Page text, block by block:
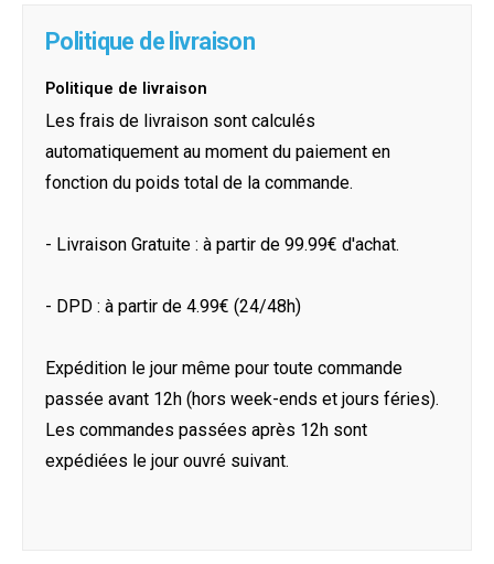
Politique de livraison
Politique de livraison
Les frais de livraison sont calculés
automatiquement au moment du paiement en
fonction du poids total de la commande.
- Livraison Gratuite : à partir de 99.99€ d'achat.
- DPD : à partir de 4.99€ (24/48h)
Expédition le jour même pour toute commande
passée avant 12h (hors week-ends et jours féries).
Les commandes passées après 12h sont
expédiées le jour ouvré suivant.